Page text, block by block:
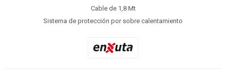
Cable de 1,8 Mt
Sistema de protección por sobre calentamiento